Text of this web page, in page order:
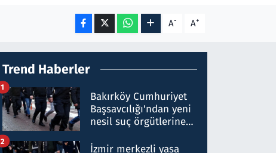
A- A+
Trend Haberler
Bakırköy Cumhuriyet
Başsavcılığı'ndan yeni
nesil suç örgütlerine
hakkında gözaltı kararı
1
İzmir merkezli yasa
2